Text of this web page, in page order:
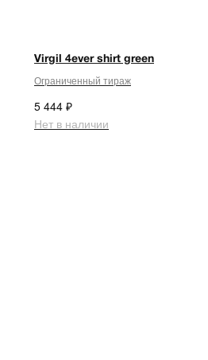
Virgil 4ever shirt green
Ограниченный тираж
5 444 ₽
Нет в наличии